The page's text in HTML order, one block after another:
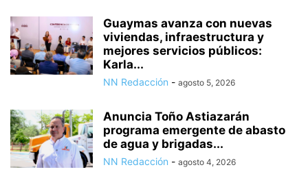
Guaymas avanza con nuevas
viviendas, infraestructura y
mejores servicios públicos:
Karla...
NN Redacción - agosto 5, 2026
Anuncia Toño Astiazarán
programa emergente de abasto
de agua y brigadas...
NN Redacción - agosto 4, 2026